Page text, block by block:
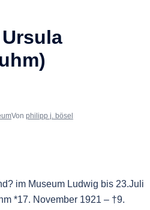
Ur­su­la
Von philipp j. bösel
im Museum Ludwig bis 23.Juli
*17. November 1921 – †9.